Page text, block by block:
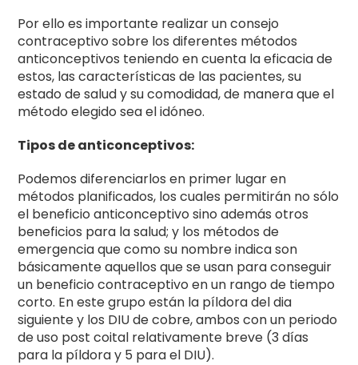
Por ello es importante realizar un consejo
contraceptivo sobre los diferentes métodos
anticonceptivos teniendo en cuenta la eficacia de
estos, las características de las pacientes, su
estado de salud y su comodidad, de manera que el
método elegido sea el idóneo.
Tipos de anticonceptivos:
Podemos diferenciarlos en primer lugar en
métodos planificados, los cuales permitirán no sólo
el beneficio anticonceptivo sino además otros
beneficios para la salud; y los métodos de
emergencia que como su nombre indica son
básicamente aquellos que se usan para conseguir
un beneficio contraceptivo en un rango de tiempo
corto. En este grupo están la píldora del dia
siguiente y los DIU de cobre, ambos con un periodo
de uso post coital relativamente breve (3 días
para la píldora y 5 para el DIU).